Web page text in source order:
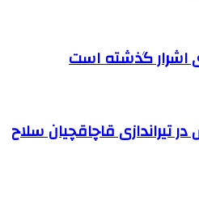
اشرار گذشته است
تیراندازی قاچاقچیان سلاح